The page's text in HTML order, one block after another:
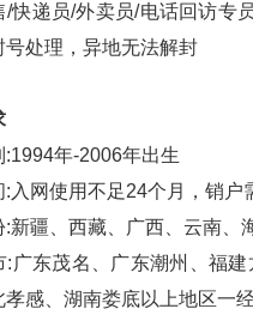
/快递员/外卖员/电话回访专
号处理，异地无法解封
:1994年-2006年出生
:入网使用不足24个月，销户
:新疆、西藏、广西、云南、
:广东茂名、广东潮州、福
孝感、湖南娄底以上地区一